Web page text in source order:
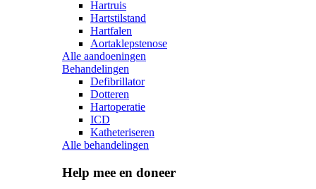
Hartruis
Hartstilstand
Hartfalen
Aortaklepstenose
Alle aandoeningen
Behandelingen
Defibrillator
Dotteren
Hartoperatie
ICD
Katheteriseren
Alle behandelingen
Help mee en doneer